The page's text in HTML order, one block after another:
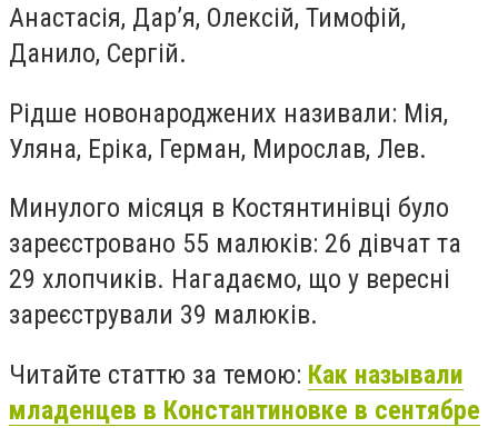
Анастасія, Дар’я, Олексій, Тимофій,
Данило, Сергій.
Рідше новонароджених називали: Мія,
Уляна, Еріка, Герман, Мирослав, Лев.
Минулого місяця в Костянтинівці було
зареєстровано 55 малюків: 26 дівчат та
29 хлопчиків. Нагадаємо, що у вересні
зареєстрували 39 малюків.
Читайте статтю за темою: Как называли
младенцев в Константиновке в сентябре